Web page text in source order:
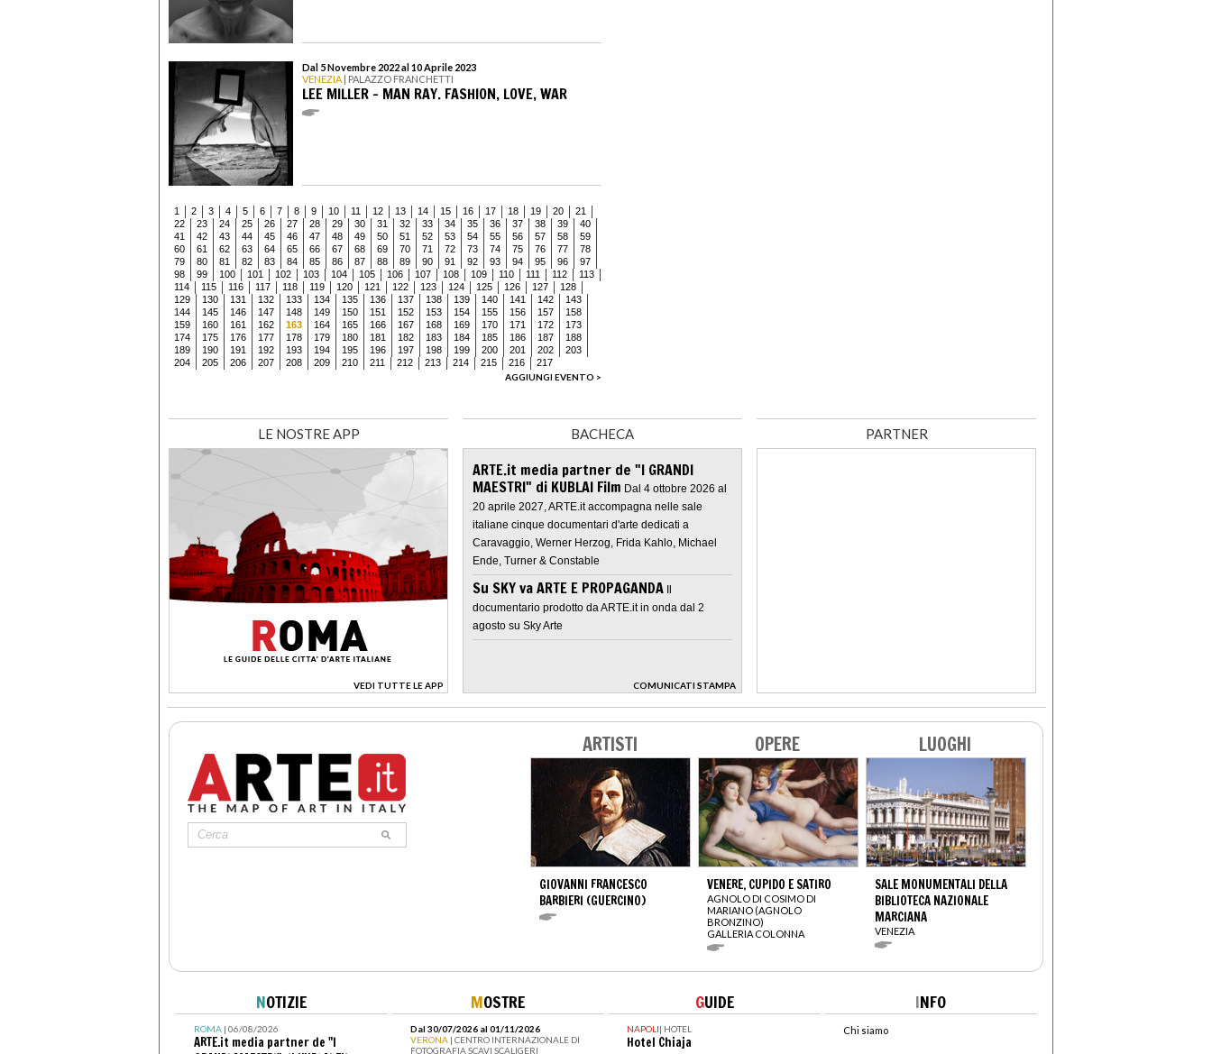
Dal 5 Novembre 2022 al 10 Aprile 2023
VENEZIA | PALAZZO FRANCHETTI
LEE MILLER - MAN RAY. FASHION, LOVE, WAR
1 2 3 4 5 6 7 8 9 10 11 12 13 14 15 16 17 18 19 20
21
22
23 24 25 26 27 28 29 30 31 32 33 34 35 36 37 38 39
40
41
42 43 44 45 46 47 48 49 50 51 52 53 54 55 56 57 58
59
60
61 62 63 64 65 66 67 68 69 70 71 72 73 74 75 76 77
78
79
80 81 82 83 84 85 86 87 88 89 90 91 92 93 94 95 96
97
98
99 100 101 102 103 104 105 106 107 108 109 110 111 112
113
114
115 116 117 118 119 120 121 122 123 124 125 126 127
128
129
130 131 132 133 134 135 136 137 138 139 140 141 142
143
144
145 146 147 148 149 150 151 152 153 154 155 156 157
158
159
160 161 162 163 164 165 166 167 168 169 170 171 172
173
174
175 176 177 178 179 180 181 182 183 184 185 186 187
188
189
190 191 192 193 194 195 196 197 198 199 200 201 202
203
204
205 206 207 208 209 210 211 212 213 214 215 216
217
AGGIUNGI EVENTO >
LE NOSTRE APP
VEDI TUTTE LE APP
>
BACHECA
ARTE.it media partner de "I GRANDI
MAESTRI" di KUBLAI Film Dal 4 ottobre 2026 al
20 aprile 2027, ARTE.it accompagna nelle sale
italiane cinque documentari d'arte dedicati a
Caravaggio, Werner Herzog, Frida Kahlo, Michael
Ende, Turner & Constable
Su SKY va ARTE E PROPAGANDA Il
documentario prodotto da ARTE.it in onda dal 2
agosto su Sky Arte
COMUNICATI STAMPA
>
PARTNER
ARTISTI
GIOVANNI FRANCESCO
BARBIERI (GUERCINO)
OPERE
VENERE, CUPIDO E SATIRO
AGNOLO DI COSIMO DI
MARIANO (AGNOLO
BRONZINO)
GALLERIA COLONNA
LUOGHI
SALE MONUMENTALI DELLA
BIBLIOTECA NAZIONALE
MARCIANA
VENEZIA
NOTIZIE
ROMA| 06/08/2026
ARTE.it media partner de "I
MOSTRE
Dal 30/07/2026 al 01/11/2026
VERONA | CENTRO INTERNAZIONALE DI
FOTOGRAFIA SCAVI SCALIGERI
GUIDE
NAPOLI| HOTEL
Hotel Chiaja
INFO
Chi siamo